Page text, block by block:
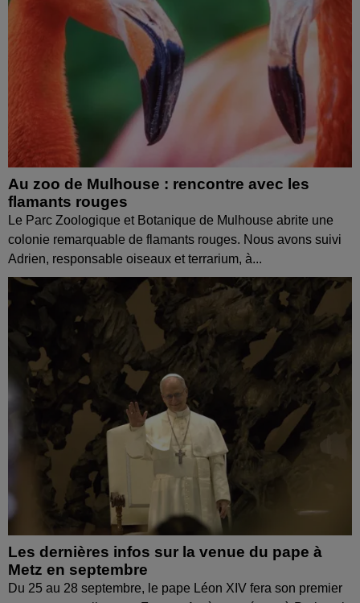
Au zoo de Mulhouse : rencontre avec les
flamants rouges
Le Parc Zoologique et Botanique de Mulhouse abrite une
colonie remarquable de flamants rouges. Nous avons suivi
Adrien, responsable oiseaux et terrarium, à...
Les dernières infos sur la venue du pape à
Metz en septembre
Du 25 au 28 septembre, le pape Léon XIV fera son premier